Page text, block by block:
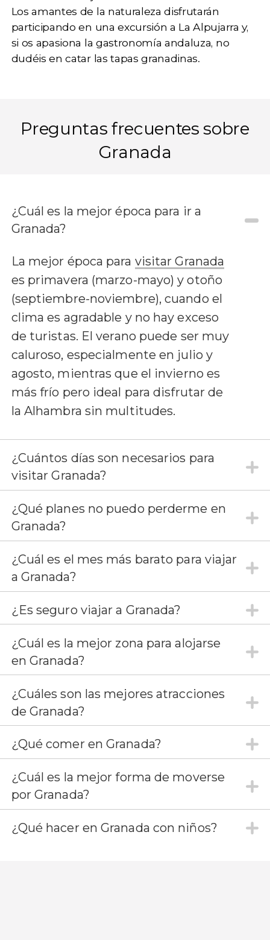
Los amantes de la naturaleza disfrutarán
participando en una excursión a La Alpujarra y,
si os apasiona la gastronomía andaluza, no
dudéis en catar las tapas granadinas.
Preguntas frecuentes sobre
Granada
¿Cuál es la mejor época para ir a
Granada?
La mejor época para visitar Granada
es primavera (marzo-mayo) y otoño
(septiembre-noviembre), cuando el
clima es agradable y no hay exceso
de turistas. El verano puede ser muy
caluroso, especialmente en julio y
agosto, mientras que el invierno es
más frío pero ideal para disfrutar de
la Alhambra sin multitudes.
¿Cuántos días son necesarios para
visitar Granada?
¿Qué planes no puedo perderme en
Granada?
¿Cuál es el mes más barato para viajar
a Granada?
¿Es seguro viajar a Granada?
¿Cuál es la mejor zona para alojarse
en Granada?
¿Cuáles son las mejores atracciones
de Granada?
¿Qué comer en Granada?
¿Cuál es la mejor forma de moverse
por Granada?
¿Qué hacer en Granada con niños?